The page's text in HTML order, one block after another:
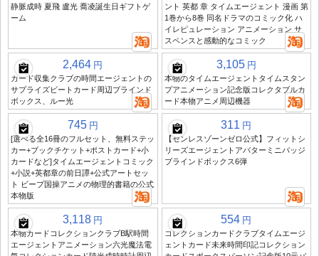
静脈成時 夏飛 盧光 喬凌誕生日ギフトゲ
ーム
ント 英都 章 タイムエージェント 漫画 第
1巻から8巻 同名ドラマのコミック化 ハ
イレピュレーション アニメーション サ
スペンスと感動的なコミック
2,464 円
カード収集クラブの時間エージェントの
サプライズビートカード周辺ブラインド
ボックス、ルー光
3,105 円
本物のタイムエージェントタイムスタン
プアニメーション記念版コレクタブルカ
ード本物アニメ周辺機器
745 円
[選べる全16冊のフルセット、無料ステッ
カー+ブックチケット+ポストカード+小
カードなど]タイムエージェントコミック
+小説+英都章の前日譚+公式アートセッ
ト ビープ国操アニメの物理的書籍の公式
本物版
311 円
【ゼンレスゾーンゼロ公式】フィットシ
リーズエージェントアバターミニバッジ
ブラインドボックス6弾
3,118 円
本物カードコレクションクラブB駅時間
エージェントアニメーション六光魔法電
554 円
コレクションカードクラブタイムエージ
ェントカード未来時間印記コレクション